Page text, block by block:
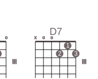
o
D7
x o o
2
1
3